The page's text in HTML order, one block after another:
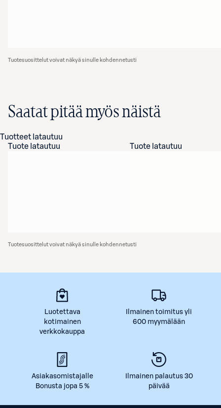
Tuotesuosittelut voivat näkyä sinulle kohdennetusti
Saatat pitää myös näistä
Tuotteet latautuu
Tuote latautuu
Tuote latautuu
Tuotesuosittelut voivat näkyä sinulle kohdennetusti
Luotettava
kotimainen
verkkokauppa
Ilmainen toimitus yli
600 myymälään
Asiakasomistajalle
Bonusta jopa 5 %
Ilmainen palautus 30
päivää